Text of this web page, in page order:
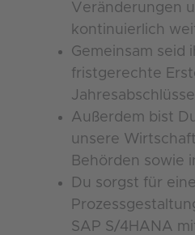
Veränderungen
kontinuierlich
Gemeinsam seid
fristgerechte
Außerdem bist
unsere
Behörden sowie
Du sorgst für
SAP S/4HANA